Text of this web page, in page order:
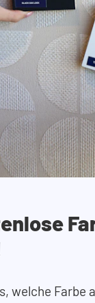
welche Farbe